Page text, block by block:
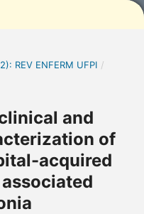
REV ENFERM UFPI /
and
of
acquired